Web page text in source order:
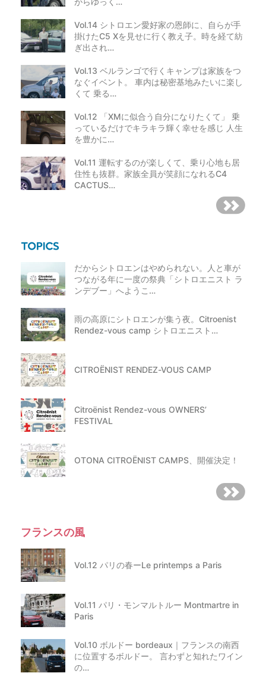
Vol.14 シトロエン愛好家の恩師に、自らが手
掛けたC5 Xを見せに行く教え子。時を経て紡
ぎ出され…
Vol.13 ベルランゴで行くキャンプは家族をつ
なぐイベント。 車内は秘密基地みたいに楽し
くて 乗る…
Vol.12 「XMに似合う自分になりたくて」 乗
っているだけでキラキラ輝く幸せを感じ 人生
を豊かに…
Vol.11 運転するのが楽しくて、乗り心地も居
住性も抜群。家族全員が笑顔になれるC4
CACTUS…
だからシトロエンはやめられない。人と車が
つながる年に一度の祭典「シトロエニスト ラ
ンデブー」へようこ…
雨の高原にシトロエンが集う夜。Citroenist
Rendez-vous camp シトロエニスト…
CITROËNIST RENDEZ-VOUS CAMP
Citroënist Rendez-vous OWNERS’
FESTIVAL
OTONA CITROËNIST CAMPS、開催決定！
フランスの風
Vol.12 パリの春ーLe printemps a Paris
Vol.11 パリ・モンマルトルー Montmartre in
Paris
Vol.10 ボルドー bordeaux｜フランスの南西
に位置するボルドー。 言わずと知れたワイン
の…